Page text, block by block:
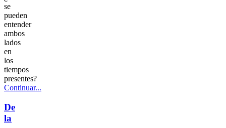
se
pueden
entender
ambos
lados
en
los
tiempos
presentes?
Continuar...
De
la